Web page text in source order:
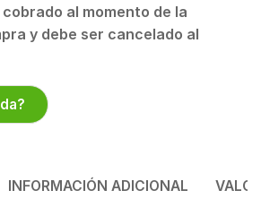
al momento de la
y debe ser cancelado al
INFORMACIÓN ADICIONAL